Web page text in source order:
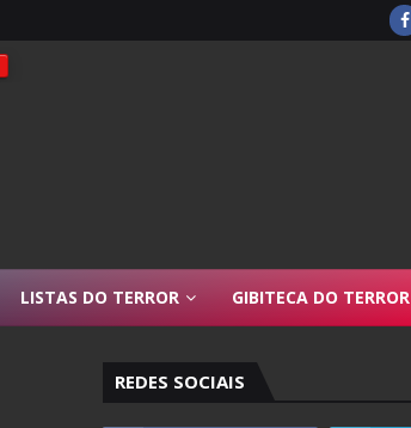
LISTAS DO TERROR GIBITECA DO TERROR
REDES SOCIAIS